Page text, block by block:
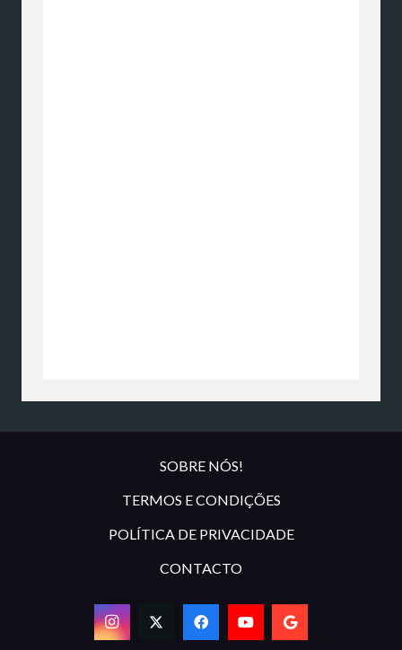
SOBRE NÓS!
TERMOS E CONDIÇÕES
POLÍTICA DE PRIVACIDADE
CONTACTO